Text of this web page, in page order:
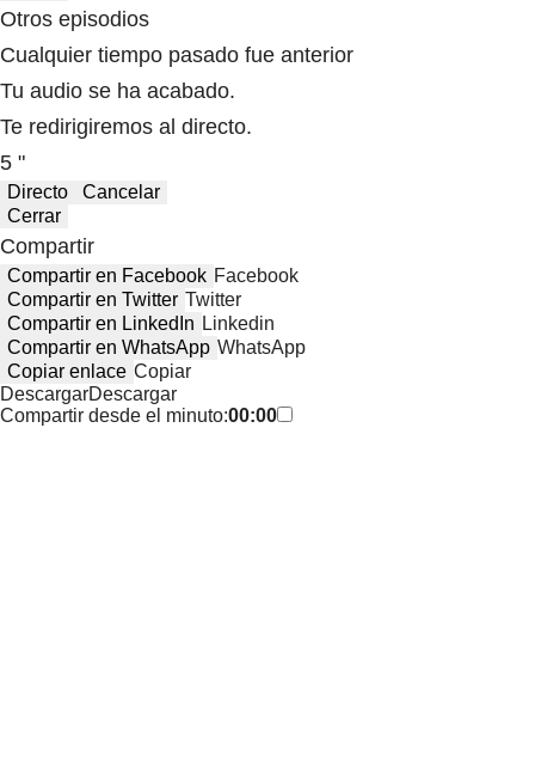
Otros episodios
Cualquier tiempo pasado fue anterior
Tu audio se ha acabado.
Te redirigiremos al directo.
5 "
Directo
Cancelar
Cerrar
Compartir
Compartir en Facebook Facebook
Compartir en Twitter Twitter
Compartir en LinkedIn Linkedin
Compartir en WhatsApp WhatsApp
Copiar enlace Copiar
DescargarDescargar
Compartir desde el minuto:00:00